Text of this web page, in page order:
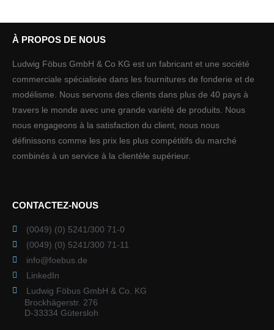
À PROPOS DE NOUS
Ludwig Föbus GmbH & Co KG est un fabricant et une société
commerciale spécialisée dans les fournitures de fonderie et de
modélisme. Nous servons des clients dans plus de 40 pays à
travers le monde avec une grande variété de produits. Nous
nous engageons à la satisfaction du client, nous nous
définissons comme les prix les plus compétitifs du marché
combinés à un service à la clientèle supérieur.
CONTACTEZ-NOUS
(0049) (0) 5241/300 71-0
(0049) (0) 5241/300 71-11
info@foebus.de
LinkedIn
Ludwig Föbus GmbH & Co. KG
Brockhägerstr. 276
D-33334 Gütersloh